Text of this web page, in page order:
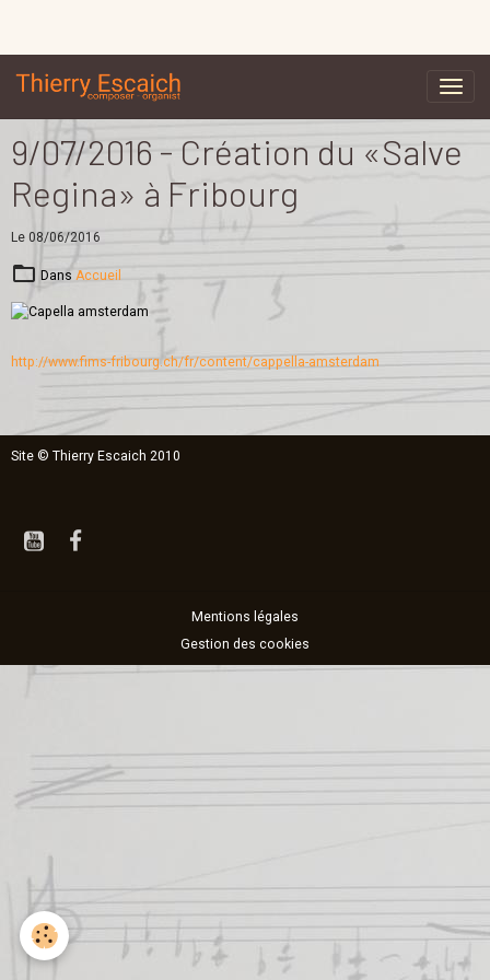
9/07/2016 - Création du «Salve
Regina» à Fribourg
Le 08/06/2016
Dans Accueil
http://www.fims-fribourg.ch/fr/content/cappella-amsterdam
Site © Thierry Escaich 2010
Mentions légales
Gestion des cookies